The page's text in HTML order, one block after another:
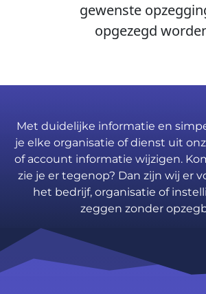
gewenste
opgezegd
Met duidelijke informatie en
je elke organisatie of dienst uit
of account informatie wijzigen.
zie je er tegenop? Dan zijn wij er
het bedrijf, organisatie of
zeggen zonder